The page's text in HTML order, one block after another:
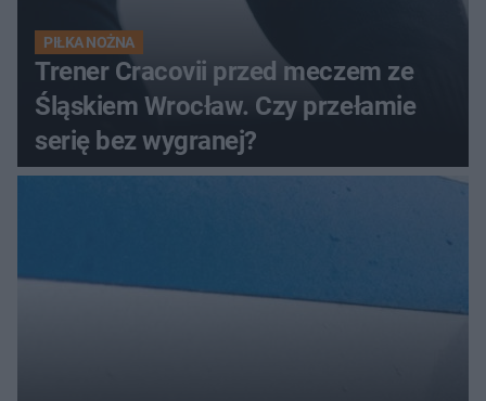
PIŁKA NOŻNA
Trener Cracovii przed meczem ze
Śląskiem Wrocław. Czy przełamie
serię bez wygranej?